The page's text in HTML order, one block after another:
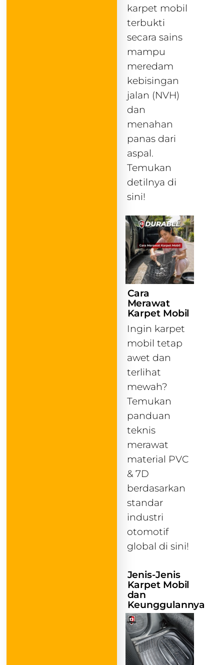
karpet mobil
terbukti
secara sains
mampu
meredam
kebisingan
jalan (NVH)
dan
menahan
panas dari
aspal.
Temukan
detilnya di
sini!
Cara
Merawat
Karpet Mobil
Ingin karpet
mobil tetap
awet dan
terlihat
mewah?
Temukan
panduan
teknis
merawat
material PVC
& 7D
berdasarkan
standar
industri
otomotif
global di sini!
Jenis-Jenis
Karpet Mobil
dan
Keunggulannya